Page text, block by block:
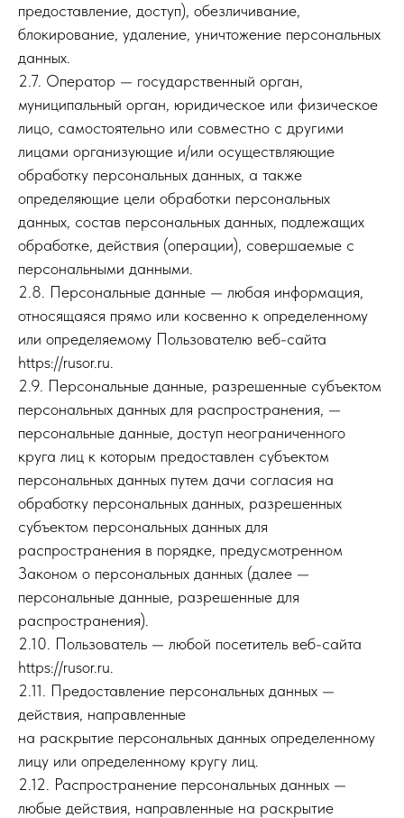
предоставление, доступ), обезличивание,
блокирование, удаление, уничтожение персональных
данных.
2.7. Оператор — государственный орган,
муниципальный орган, юридическое или физическое
лицо, самостоятельно или совместно с другими
лицами организующие и/или осуществляющие
обработку персональных данных, а также
определяющие цели обработки персональных
данных, состав персональных данных, подлежащих
обработке, действия (операции), совершаемые с
персональными данными.
2.8. Персональные данные — любая информация,
относящаяся прямо или косвенно к определенному
или определяемому Пользователю веб-сайта
https://rusor.ru.
2.9. Персональные данные, разрешенные субъектом
персональных данных для распространения, —
персональные данные, доступ неограниченного
круга лиц к которым предоставлен субъектом
персональных данных путем дачи согласия на
обработку персональных данных, разрешенных
субъектом персональных данных для
распространения в порядке, предусмотренном
Законом о персональных данных (далее —
персональные данные, разрешенные для
распространения).
2.10. Пользователь — любой посетитель веб-сайта
https://rusor.ru.
2.11. Предоставление персональных данных —
действия, направленные
на раскрытие персональных данных определенному
лицу или определенному кругу лиц.
2.12. Распространение персональных данных —
любые действия, направленные на раскрытие